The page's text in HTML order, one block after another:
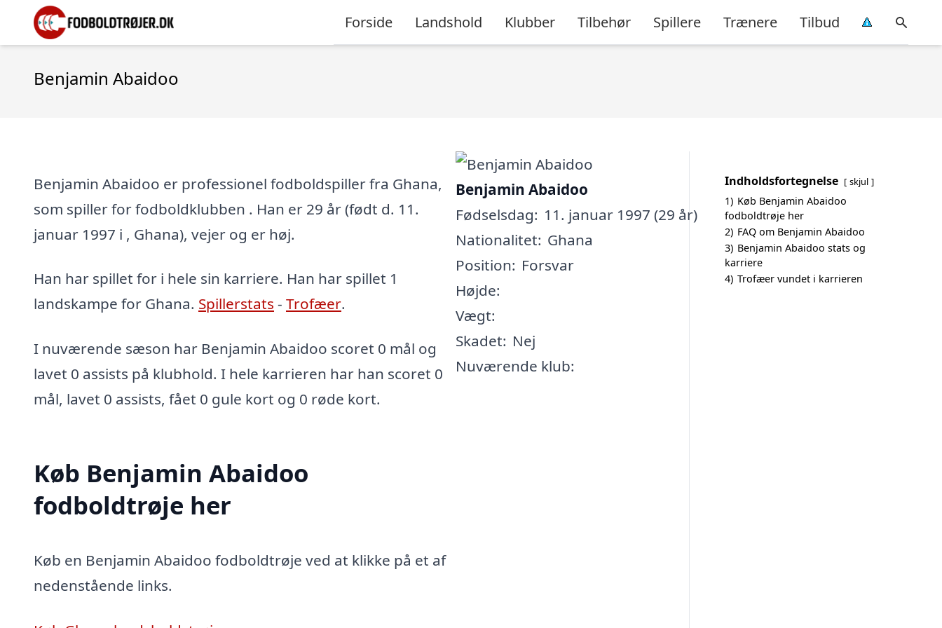
Forside Landshold Klubber Tilbehør Spillere Trænere Tilbud
Benjamin Abaidoo
Benjamin Abaidoo er professionel fodboldspiller fra Ghana,
som spiller for fodboldklubben . Han er 29 år (født d. 11.
januar 1997 i , Ghana), vejer og er høj.
Han har spillet for i hele sin karriere. Han har spillet 1
landskampe for Ghana. Spillerstats - Trofæer.
I nuværende sæson har Benjamin Abaidoo scoret 0 mål og
lavet 0 assists på klubhold. I hele karrieren har han scoret 0
mål, lavet 0 assists, fået 0 gule kort og 0 røde kort.
Køb Benjamin Abaidoo
fodboldtrøje her
Køb en Benjamin Abaidoo fodboldtrøje ved at klikke på et af
nedenstående links.
Benjamin Abaidoo
Fødselsdag: 11. januar 1997 (29 år)
Nationalitet: Ghana
Position: Forsvar
Højde:
Vægt:
Skadet: Nej
Nuværende klub:
Indholdsfortegnelse skjul
1) Køb Benjamin Abaidoo
fodboldtrøje her
2) FAQ om Benjamin Abaidoo
3) Benjamin Abaidoo stats og
karriere
4) Trofæer vundet i karrieren